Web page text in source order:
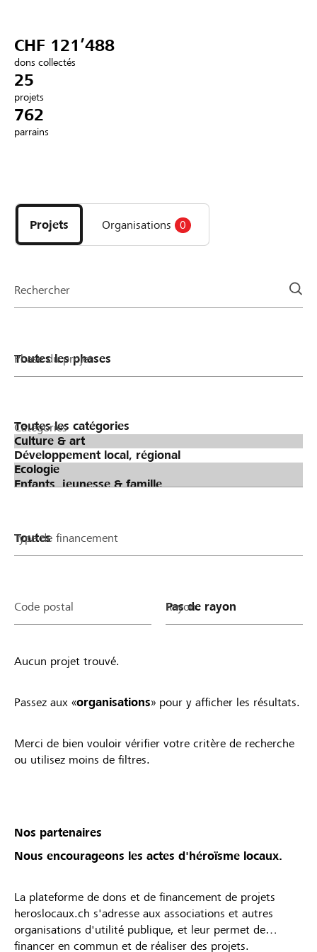
Se connecter
DE FR IT
CHF 121’488
dons collectés
25
projets
762
parrains
les
projets
et
la
Projets Organisations 0
Rechercher
Phase du projet
Catégories
Type de financement
Code postal Rayon
Aucun projet trouvé.
Passez aux «organisations» pour y afficher les résultats.
Merci de bien vouloir vérifier votre critère de recherche
ou utilisez moins de filtres.
Nos partenaires
Nous encourageons les actes d'héroïsme locaux.
La plateforme de dons et de financement de projets
heroslocaux.ch s'adresse aux associations et autres
organisations d'utilité publique, et leur permet de
financer en commun et de réaliser des projets.